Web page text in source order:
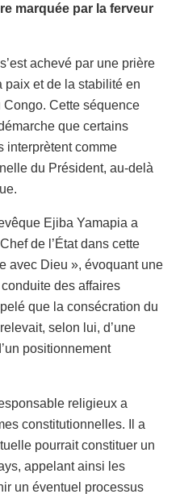
marquée par la ferveur
achevé par une prière
paix et de la stabilité en
Cette séquence
que certains
interprètent comme
du Président, au-delà
Ejiba Yamapia a
de l’État dans cette
avec Dieu », évoquant une
des affaires
que la consécration du
selon lui, d’une
positionnement
religieux a
constitutionnelles. Il a
pourrait constituer un
appelant ainsi les
un éventuel processus